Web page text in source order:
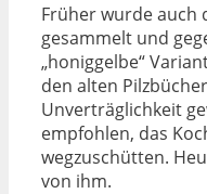
Früher wurde auch
gesammelt und
„honiggelbe“
den alten
Unverträglichkeit
empfohlen, das
wegzuschütten.
von ihm.